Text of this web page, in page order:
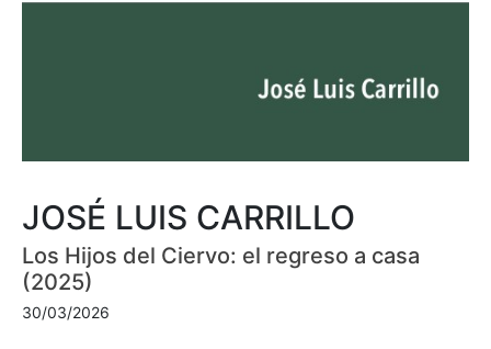
JOSÉ LUIS CARRILLO
Los Hijos del Ciervo: el regreso a casa
(2025)
30/03/2026